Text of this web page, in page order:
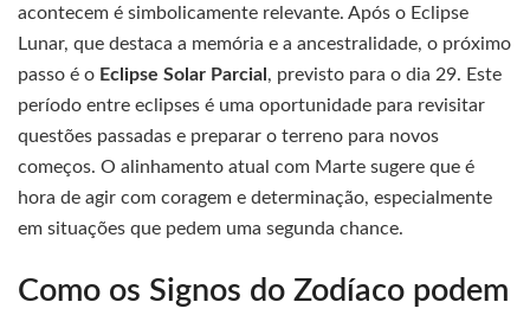
acontecem é simbolicamente relevante. Após o Eclipse
Lunar, que destaca a memória e a ancestralidade, o próximo
passo é o Eclipse Solar Parcial , previsto para o dia 29. Este
período entre eclipses é uma oportunidade para revisitar
questões passadas e preparar o terreno para novos
começos. O alinhamento atual com Marte sugere que é
hora de agir com coragem e determinação, especialmente
em situações que pedem uma segunda chance.
Como os Signos do Zodíaco podem